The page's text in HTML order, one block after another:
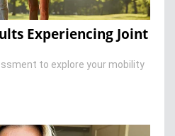
Experiencing Joint
to explore your mobility